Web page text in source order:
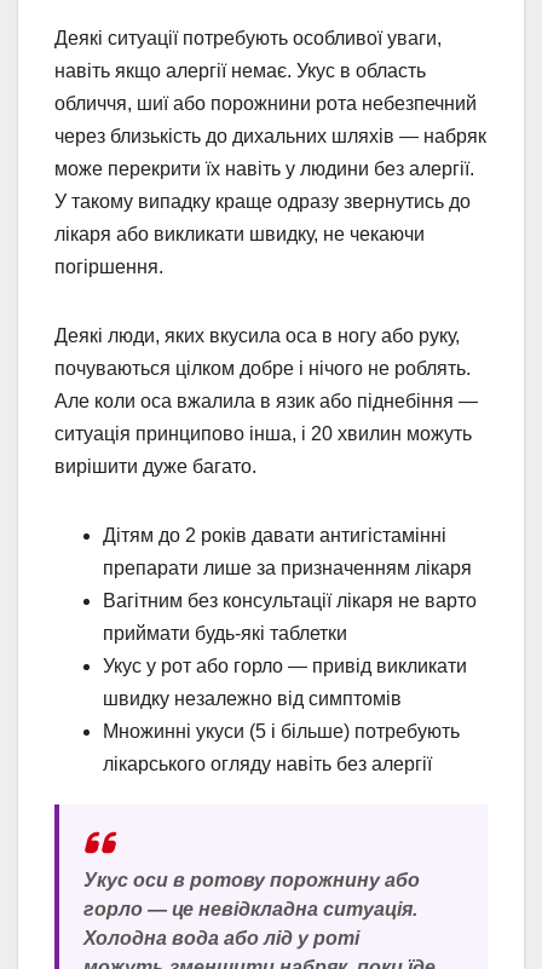
Деякі ситуації потребують особливої уваги,
навіть якщо алергії немає. Укус в область
обличчя, шиї або порожнини рота небезпечний
через близькість до дихальних шляхів — набряк
може перекрити їх навіть у людини без алергії.
У такому випадку краще одразу звернутись до
лікаря або викликати швидку, не чекаючи
погіршення.
Деякі люди, яких вкусила оса в ногу або руку,
почуваються цілком добре і нічого не роблять.
Але коли оса вжалила в язик або піднебіння —
ситуація принципово інша, і 20 хвилин можуть
вирішити дуже багато.
Дітям до 2 років давати антигістамінні
препарати лише за призначенням лікаря
Вагітним без консультації лікаря не варто
приймати будь-які таблетки
Укус у рот або горло — привід викликати
швидку незалежно від симптомів
Множинні укуси (5 і більше) потребують
лікарського огляду навіть без алергії
Укус оси в ротову порожнину або
горло — це невідкладна ситуація.
Холодна вода або лід у роті